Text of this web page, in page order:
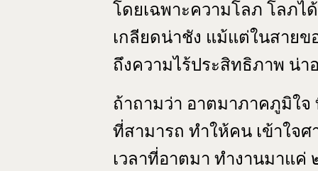
โดยเฉพาะความโลภ โลภไ
เกลียดน่าชัง แม้แต่ในสาย
ถึงความไร้ประสิทธิภาพ น่า
ถ้าถามว่า อาตมาภาคภูมิใจ
ที่สามารถ ทำให้คน เข้าใจศ
เวลาที่อาตมา ทำงานมาแค่